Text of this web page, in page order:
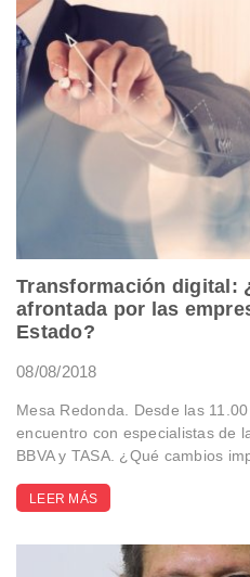
Transformación digital:
afrontada por las
Estado?
08/08/2018
Mesa Redonda. Desde las
encuentro con especialistas de
BBVA y TASA. ¿Qué cambios
LEER MÁS